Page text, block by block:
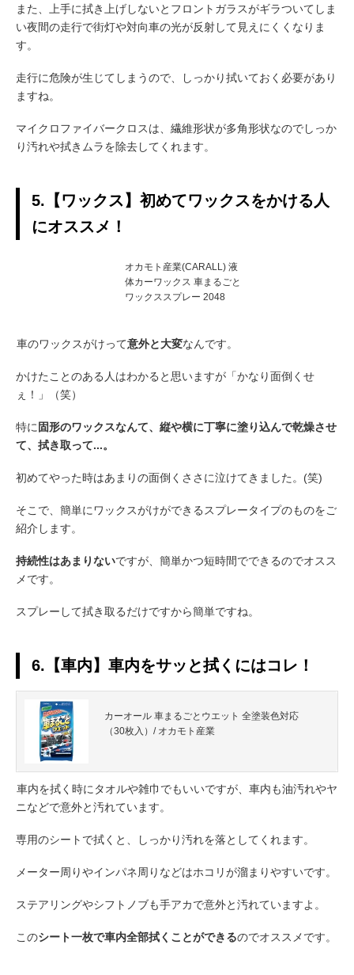
また、上手に拭き上げしないとフロントガラスがギラついてしま
い夜間の走行で街灯や対向車の光が反射して見えにくくなりま
す。
走行に危険が生じてしまうので、しっかり拭いておく必要があり
ますね。
マイクロファイバークロスは、繊維形状が多角形状なのでしっか
り汚れや拭きムラを除去してくれます。
5.【ワックス】初めてワックスをかける人
にオススメ！
オカモト産業(CARALL) 液
体カーワックス 車まるごと
ワックススプレー 2048
車のワックスがけって意外と大変なんです。
かけたことのある人はわかると思いますが「かなり面倒くせ
ぇ！」（笑）
特に固形のワックスなんて、縦や横に丁寧に塗り込んで乾燥させ
て、拭き取って...。
初めてやった時はあまりの面倒くささに泣けてきました。(笑)
そこで、簡単にワックスがけができるスプレータイプのものをご
紹介します。
持続性はあまりないですが、簡単かつ短時間でできるのでオスス
メです。
スプレーして拭き取るだけですから簡単ですね。
6.【車内】車内をサッと拭くにはコレ！
カーオール 車まるごとウエット 全塗装色対応
（30枚入）/ オカモト産業
車内を拭く時にタオルや雑巾でもいいですが、車内も油汚れやヤ
ニなどで意外と汚れています。
専用のシートで拭くと、しっかり汚れを落としてくれます。
メーター周りやインパネ周りなどはホコリが溜まりやすいです。
ステアリングやシフトノブも手アカで意外と汚れていますよ。
このシート一枚で車内全部拭くことができるのでオススメです。